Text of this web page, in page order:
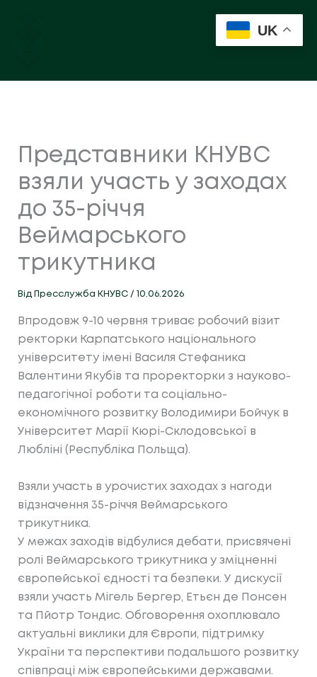
Представники КНУВС
взяли участь у заходах
до 35-річчя
Веймарського
трикутника
Від Пресслужба КНУВС / 10.06.2026
Впродовж 9-10 червня триває робочий візит
ректорки Карпатського національного
університету імені Василя Стефаника
Валентини Якубів та проректорки з науково-
педагогічної роботи та соціально-
економічного розвитку Володимири Бойчук в
Університет Марії Кюрі-Склодовської в
Любліні (Республіка Польща).
Взяли участь в урочистих заходах з нагоди
відзначення 35-річчя Веймарського
трикутника.
У межах заходів відбулися дебати, присвячені
ролі Веймарського трикутника у зміцненні
європейської єдності та безпеки. У дискусії
взяли участь Мігель Бергер, Етьєн де Понсен
та Пйотр Тондис. Обговорення охоплювало
актуальні виклики для Європи, підтримку
України та перспективи подальшого розвитку
співпраці між європейськими державами.
UK